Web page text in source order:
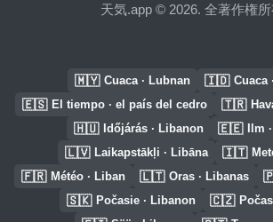
天気.app © 2026. 全著作権所
🇲🇾 Cuaca · Lubnan 🇮🇩 Cuaca
🇪🇸 El tiempo · el país del cedro 🇹🇷
🇭🇺 Időjárás · Libanon 🇪🇪 Ilm
🇱🇻 Laikapstākļi · Libāna 🇮🇹
🇫🇷 Météo · Liban 🇱🇹 Oras · Libanas
🇸🇰 Počasie · Libanon 🇨🇿